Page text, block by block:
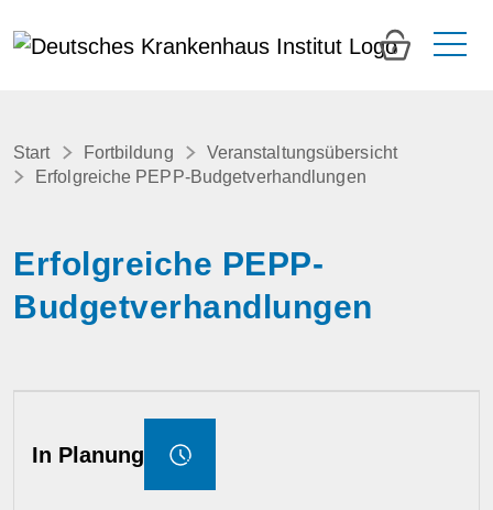
0
Start Fortbildung
Veranstaltungsübersicht
Erfolgreiche PEPP-Budgetverhandlungen
Erfolgreiche PEPP-
Budgetverhandlungen
In Planung